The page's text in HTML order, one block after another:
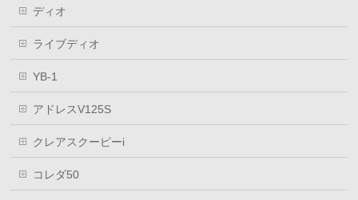
ディオ
ライブディオ
YB-1
アドレスV125S
クレアスクーピーi
コレダ50